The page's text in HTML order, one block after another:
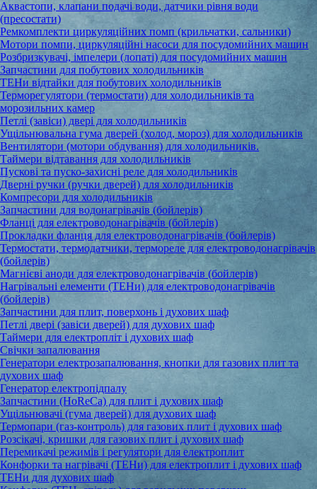
Аквастопи, клапани подачі води, датчики рівня води
(пресостати)
Ремкомплекти циркуляційних помп (крильчатки, сальники)
Мотори помпи, циркуляційні насоси для посудомийних машин
Розбризкувачі, імпелери (лопаті) для посудомийних машин
Запчастини для побутових холодильників
ТЕНи відтайки для побутових холодильників
Терморегулятори (термостати) для холодильників та
морозильних камер
Петлі (завіси) двері для холодильників
Ущільнювальна гума дверей (холод, мороз) для холодильників
Вентилятори (мотори обдування) для холодильників.
Таймери відтавання для холодильників
Пускові та пуско-захисні реле для холодильників
Дверні ручки (ручки дверей) для холодильників
Компресори для холодильників
Запчастини для водонагрівачів (бойлерів)
Фланці для електроводонагрівачів (бойлерів)
Прокладки фланця для електроводонагрівачів (бойлерів)
Термостати, термодатчики, термореле для електроводонагрівачів
(бойлерів)
Магнієві аноди для електроводонагрівачів (бойлерів)
Нагрівальні елементи (ТЕНи) для електроводонагрівачів
(бойлерів)
Запчастини для плит, поверхонь і духових шаф
Петлі двері (завіси дверей) для духових шаф
Таймери для електропліт і духових шаф
Свічки запалювання
Генератори електрозапалювання, кнопки для газових плит та
духових шаф
Генератор електропідпалу
Запчастини (HoReCa) для плит і духових шаф
Ущільнювачі (гума дверей) для духових шаф
Термопари (газ-контроль) для газових плит і духових шаф
Розсікачі, кришки для газових плит і духових шаф
Перемикачі режимів і регулятори для електроплит
Конфорки та нагрівачі (ТЕНи) для електроплит і духових шаф
ТЕНи для духових шаф